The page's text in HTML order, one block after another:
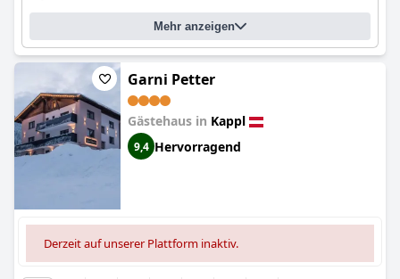
Mehr anzeigen
Garni Petter
Gästehaus in Kappl
9,4 Hervorragend
Derzeit auf unserer Plattform inaktiv.